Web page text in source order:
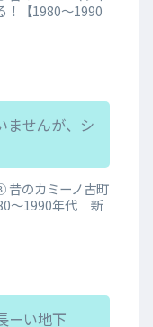
！【1980～1990
ませんが、シ
のカミーノ古町
～1990年代 新
ーい地下